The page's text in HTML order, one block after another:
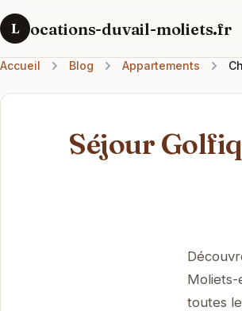
L ocations-duvail-moliets.fr
Accueil Blog Appartements
Séjour
Moliets-
toutes